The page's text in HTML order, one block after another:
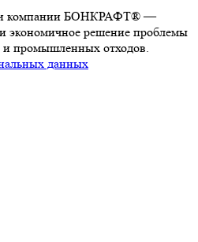
компании БОНКРАФТ® —
экономичное решение проблемы
и промышленных отходов.
данных